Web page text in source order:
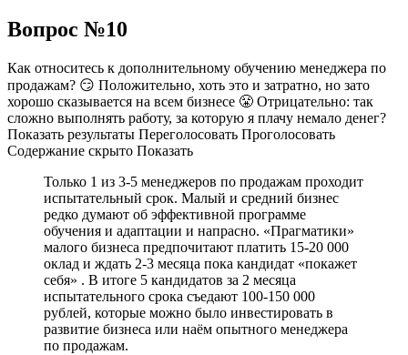
Вопрос №10
Как относитесь к дополнительному обучению менеджера по
продажам? 😏 Положительно, хоть это и затратно, но зато
хорошо сказывается на всем бизнесе 😤 Отрицательно: так
сложно выполнять работу, за которую я плачу немало денег?
Показать результаты Переголосовать Проголосовать
Содержание скрыто Показать
Только 1 из 3-5 менеджеров по продажам проходит
испытательный срок. Малый и средний бизнес
редко думают об эффективной программе
обучения и адаптации и напрасно. «Прагматики»
малого бизнеса предпочитают платить 15-20 000
оклад и ждать 2-3 месяца пока кандидат «покажет
себя» . В итоге 5 кандидатов за 2 месяца
испытательного срока съедают 100-150 000
рублей, которые можно было инвестировать в
развитие бизнеса или наём опытного менеджера
по продажам.